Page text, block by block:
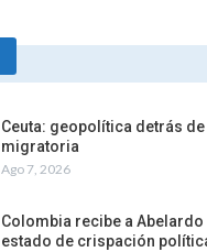
Ceuta: geopolítica detrás
migratoria
Ago 7, 2026
Colombia recibe a Abelardo
estado de crispación